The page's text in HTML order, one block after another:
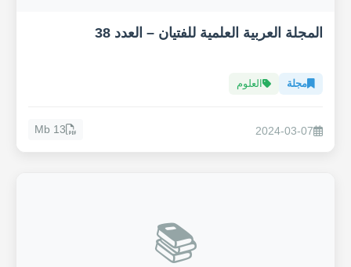
المجلة العربية العلمية للفتيان – العدد 38
مجلة العلوم
2024-03-07
13 Mb
📚